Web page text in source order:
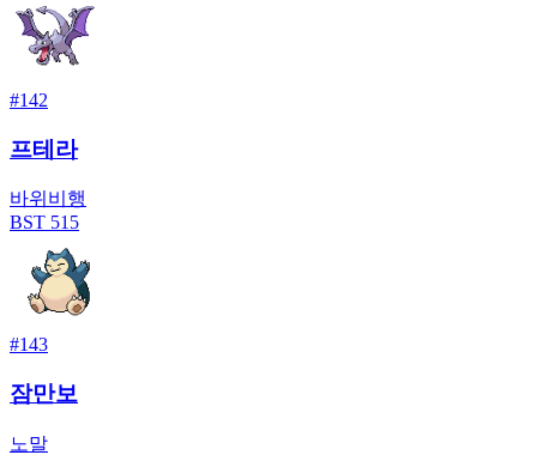
#142
프테라
바위 비행
BST 515
#143
잠만보
노말